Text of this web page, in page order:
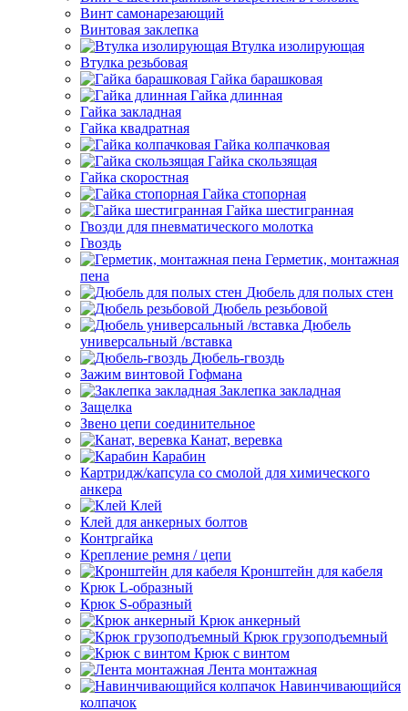
Винт самонарезающий
Винтовая заклепка
Втулка изолирующая
Втулка резьбовая
Гайка барашковая
Гайка длинная
Гайка закладная
Гайка квадратная
Гайка колпачковая
Гайка скользящая
Гайка скоростная
Гайка стопорная
Гайка шестигранная
Гвозди для пневматического молотка
Гвоздь
Герметик, монтажная
пена
Дюбель для полых стен
Дюбель резьбовой
Дюбель
универсальный /вставка
Дюбель-гвоздь
Зажим винтовой Гофмана
Заклепка закладная
Защелка
Звено цепи соединительное
Канат, веревка
Карабин
Картридж/капсула со смолой для химического
анкера
Клей
Клей для анкерных болтов
Контргайка
Крепление ремня / цепи
Кронштейн для кабеля
Крюк L-образный
Крюк S-образный
Крюк анкерный
Крюк грузоподъемный
Крюк с винтом
Лента монтажная
Навинчивающийся
колпачок